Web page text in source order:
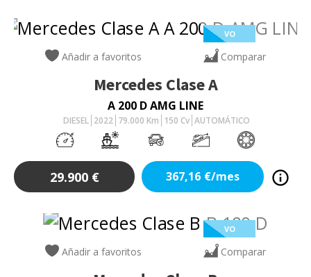
VO
Añadir a favoritos Comparar
Mercedes Clase A
A 200 D AMG LINE
DIESEL 2022 79.000 Km 150 Cv AUTOMÁTICO
29.900 € 367,16 €/mes
VO
Añadir a favoritos Comparar